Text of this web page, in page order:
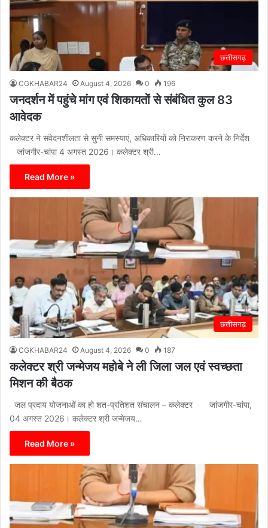
छत्तीसगढ़
CGKHABAR24 August 4, 2026 0 196
जनदर्शन में पहुंचे मांग एवं शिकायतों से संबंधित कुल 83
आवेदक
कलेक्टर ने संवेदनशीलता से सुनी समस्याएं, अधिकारियों को निराकरण करने के निर्देश
जांजगीर-चांपा 4 अगस्त 2026। कलेक्टर श्री…
Read More »
छत्तीसगढ़
CGKHABAR24 August 4, 2026 0 187
कलेक्टर श्री जन्मेजय महोबे ने ली जिला जल एवं स्वच्छता
मिशन की बैठक
जल प्रदाय योजनाओं का हो शत-प्रतिशत संचालन – कलेक्टर जांजगीर-चांपा,
04 अगस्त 2026। कलेक्टर श्री जन्मेजय…
Read More »